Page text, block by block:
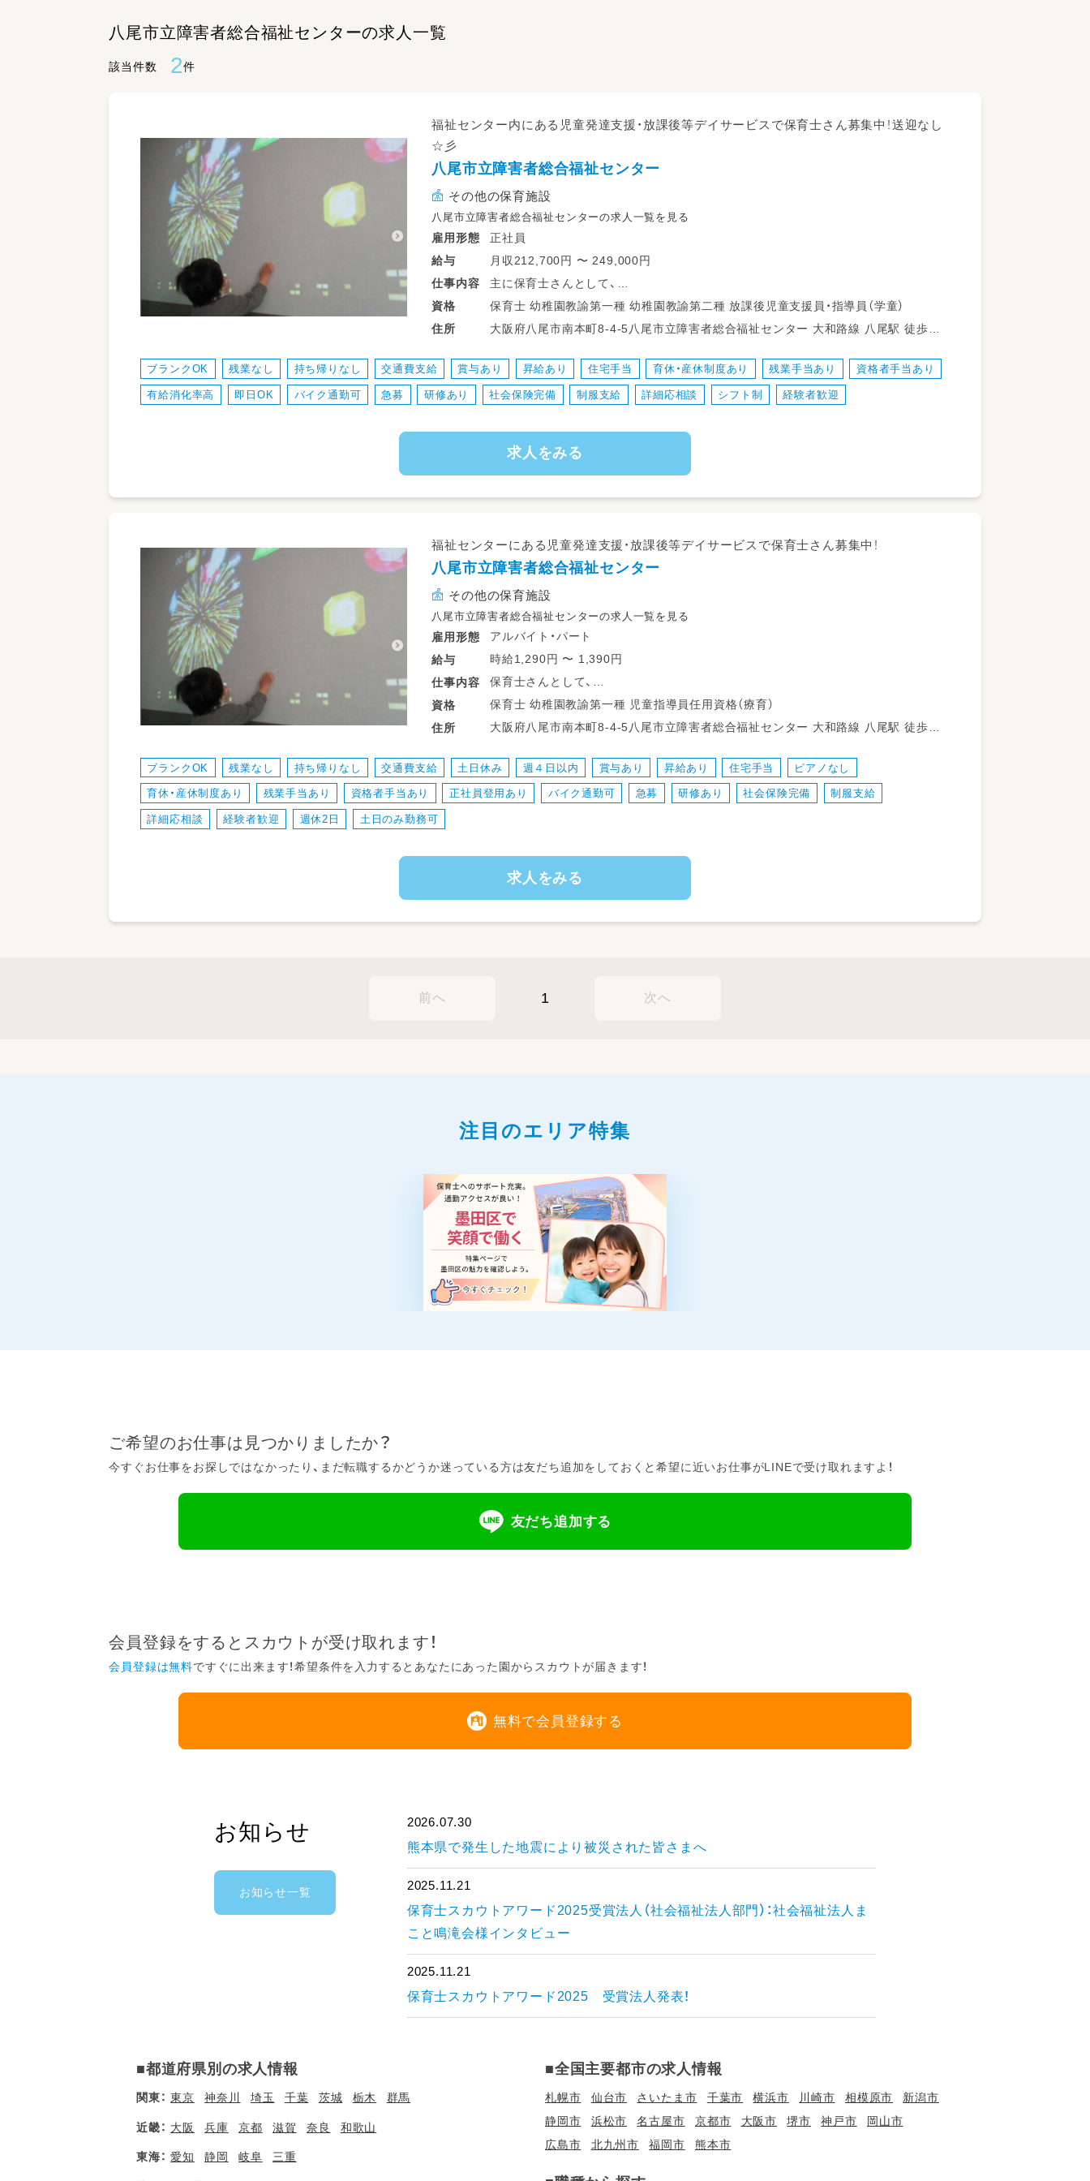
八尾市立障害者総合福祉センターの求人一覧
該当件数 2件
福祉センター内にある児童発達支援・放課後等デイサービスで保育士さん募集中！送迎なし
☆彡
八尾市立障害者総合福祉センター
その他の保育施設
八尾市立障害者総合福祉センターの求人一覧を見る
雇用形態
正社員
給与
月収212,700円 〜 249,000円
仕事内容
主に保育士さんとして、
未就学児～高校生までのお子様に関わっていただきます。
①日常生活の支援
お散歩に行ったりなど。
②保育
例えば、児童発達支援では、
ドライバーの方がいらっしゃるので
添乗のみでOK♪
送迎時に保護者の対応があります。
PCでお帳面程度の記録を入力していただきます。
PCが苦手な方もご相談ください！
※保育中→靴下
館内→紐なしシューズ
※変更の範囲：会社の定める業務
※転勤の範囲：会社の定める施設（直ぐにはないが将来八尾市での可能性）
資格
保育士 幼稚園教諭第一種 幼稚園教諭第二種 放課後児童支援員・指導員（学童）
住所
大阪府八尾市南本町8-4-5八尾市立障害者総合福祉センター 大和路線 八尾駅 徒歩16
ブランクOK 残業なし 持ち帰りなし 交通費支給 賞与あり 昇給あり 住宅手当 育休・産休制度あり 残業手当あり 資格者手当あり
有給消化率高 即日OK バイク通勤可 急募 研修あり 社会保険完備 制服支給 詳細応相談 シフト制 経験者歓迎
求人をみる
福祉センターにある児童発達支援・放課後等デイサービスで保育士さん募集中！
八尾市立障害者総合福祉センター
その他の保育施設
八尾市立障害者総合福祉センターの求人一覧を見る
雇用形態
アルバイト・パート
給与
時給1,290円 〜 1,390円
仕事内容
保育士さんとして、
未就学児～高校生までのお子様に関わっていただきます。
①日常生活の支援
お散歩に行ったりなど。
②保育
児童発達支援では、子どもさんの状態に合わせた様々な保育を行っております。
送迎時に保護者の対応があります。
④書類業務
PCでお帳面程度の記録を入力していただきます。
資格
保育士 幼稚園教諭第一種 児童指導員任用資格（療育）
住所
大阪府八尾市南本町8-4-5八尾市立障害者総合福祉センター 大和路線 八尾駅 徒歩16
ブランクOK 残業なし 持ち帰りなし 交通費支給 土日休み 週４日以内 賞与あり 昇給あり 住宅手当 ピアノなし
育休・産休制度あり 残業手当あり 資格者手当あり 正社員登用あり バイク通勤可 急募 研修あり 社会保険完備 制服支給
詳細応相談 経験者歓迎 週休2日 土日のみ勤務可
求人をみる
前へ 1 次へ
注目のエリア特集
ご希望のお仕事は見つかりましたか？
今すぐお仕事をお探しではなかったり、まだ転職するかどうか迷っている方は友だち追加をしておくと希望に近いお仕事がLINEで受け取れますよ！
友だち追加する
会員登録をするとスカウトが受け取れます！
会員登録は無料ですぐに出来ます！希望条件を入力するとあなたにあった園からスカウトが届きます！
無料で会員登録する
お知らせ
お知らせ一覧
2026.07.30
熊本県で発生した地震により被災された皆さまへ
2025.11.21
保育士スカウトアワード2025受賞法人（社会福祉法人部門）：社会福祉法人ま
こと鳴滝会様インタビュー
2025.11.21
保育士スカウトアワード2025 受賞法人発表！
■都道府県別の求人情報
関東： 東京 神奈川 埼玉 千葉 茨城 栃木 群馬
近畿： 大阪 兵庫 京都 滋賀 奈良 和歌山
東海： 愛知 静岡 岐阜 三重
■全国主要都市の求人情報
札幌市 仙台市 さいたま市 千葉市 横浜市 川崎市 相模原市
新潟市
静岡市
浜松市 名古屋市 京都市 大阪市 堺市 神戸市
岡山市
広島市
北九州市 福岡市 熊本市